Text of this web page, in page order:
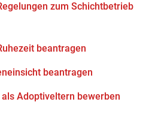
zum Schichtbetrieb
beantragen
beantragen
Adoptiveltern bewerben